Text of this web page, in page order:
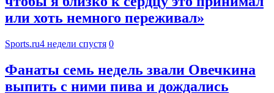
или хоть немного переживал»
Sports.ru4 недели спустя 0
Фанаты семь недель звали Овечкина
выпить с ними пива и дождались